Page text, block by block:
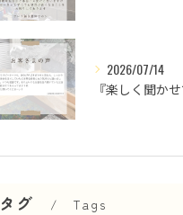
2026/07/14
タグ Tags